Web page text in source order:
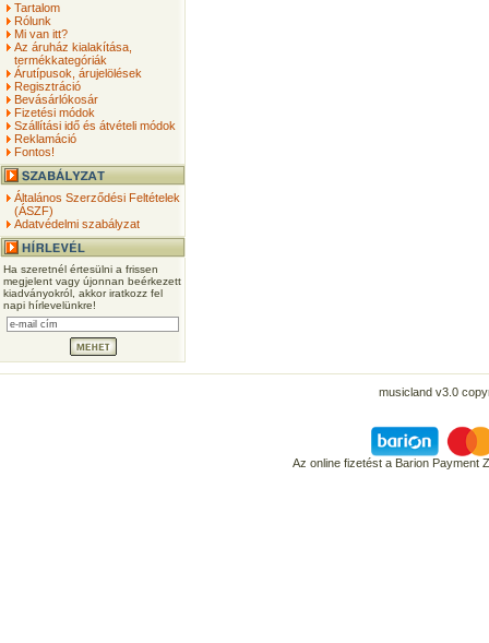
Tartalom
Rólunk
Mi van itt?
Az áruház kialakítása,
termékkategóriák
Árutípusok, árujelölések
Regisztráció
Bevásárlókosár
Fizetési módok
Szállítási idő és átvételi módok
Reklamáció
Fontos!
Általános Szerződési Feltételek
(ÁSZF)
Adatvédelmi szabályzat
Ha szeretnél értesülni a frissen
megjelent vagy újonnan beérkezett
kiadványokról, akkor iratkozz fel
napi hírlevelünkre!
musicland v3.0
Az online fizetést a Barion Payment